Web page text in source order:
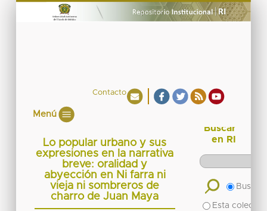
Contacto
Menú
Lo popular urbano y sus
expresiones en la narrativa
breve: oralidad y
abyección en Ni farra ni
vieja ni sombreros de
charro de Juan Maya
Buscar
en RI
Buscar
Esta